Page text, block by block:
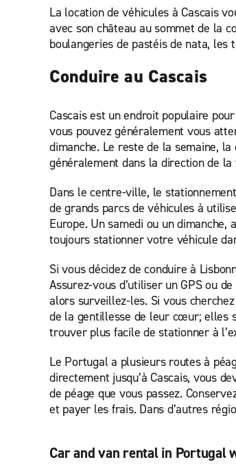
La location de véhicules à Cascais
avec son château au sommet de la
boulangeries de pastéis de nata,
Conduire au Cascais
Cascais est un endroit populaire
vous pouvez généralement vous
dimanche. Le reste de la semaine,
généralement dans la direction de
Dans le centre-ville, le
de grands parcs de véhicules à
Europe. Un samedi ou un
toujours stationner votre véhicule
Si vous décidez de conduire à
Assurez-vous d’utiliser un GPS ou
alors surveillez-les. Si vous
de la gentillesse de leur cœur; elles
trouver plus facile de stationner à
Le Portugal a plusieurs routes à
directement jusqu’à Cascais, vous
de péage que vous passez.
et payer les frais. Dans d’autres
Car and van rental in Portugal